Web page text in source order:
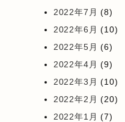
2022年7月 (8)
2022年6月 (10)
2022年5月 (6)
2022年4月 (9)
2022年3月 (10)
2022年2月 (20)
2022年1月 (7)